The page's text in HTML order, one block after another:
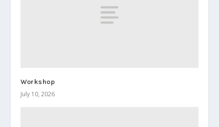
Workshop
July 10, 2026